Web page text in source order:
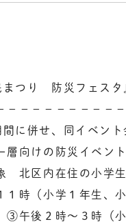
つり 防災フェスタ
－－－－－－－－－
に併せ、
同イベン
層向けの防災イベン
北区内在住の小学
１時（小学１年生、
③午後２時～３時（